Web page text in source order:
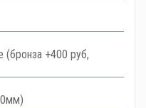
(бронза +400 руб,